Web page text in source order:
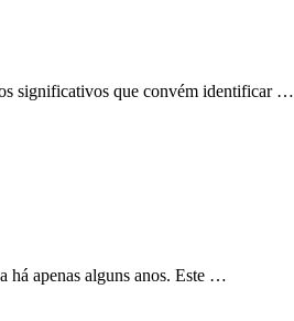
significativos que convém identificar …
há apenas alguns anos. Este …